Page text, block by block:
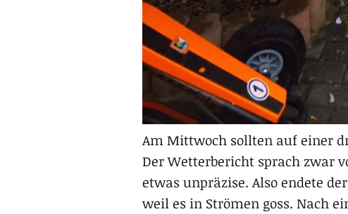
Am Mittwoch sollten auf einer
Der Wetterbericht sprach zwar
etwas unpräzise. Also endete
weil es in Strömen goss. Nach